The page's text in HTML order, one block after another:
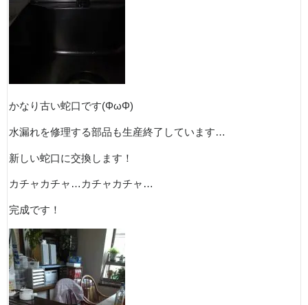
かなり古い蛇口です(ΦωΦ)
水漏れを修理する部品も生産終了しています…
新しい蛇口に交換します！
カチャカチャ…カチャカチャ…
完成です！